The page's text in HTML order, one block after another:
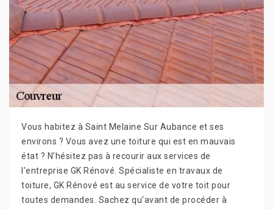
Vous habitez à Saint Melaine Sur Aubance et ses
environs ? Vous avez une toiture qui est en mauvais
état ? N'hésitez pas à recourir aux services de
l'entreprise GK Rénové. Spécialiste en travaux de
toiture, GK Rénové est au service de votre toit pour
toutes demandes. Sachez qu'avant de procéder à